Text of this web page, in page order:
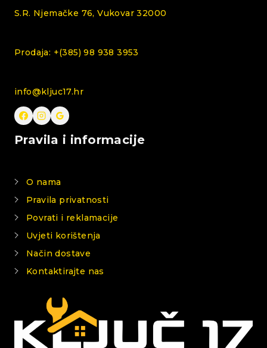
S.R. Njemačke 76, Vukovar 32000
Prodaja: +(385) 98 938 3953
info@kljuc17.hr
Pravila i informacije
O nama
Pravila privatnosti
Povrati i reklamacije
Uvjeti korištenja
Način dostave
Kontaktirajte nas